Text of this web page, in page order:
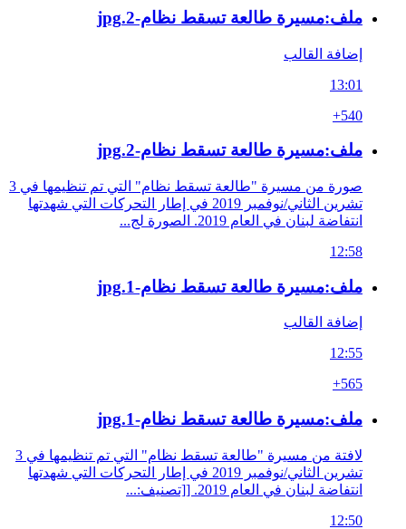
ملف:مسيرة طالعة تسقط نظام-2.jpg
إضافة القالب
13:01
+540
ملف:مسيرة طالعة تسقط نظام-2.jpg
صورة من مسيرة "طالعة تسقط نظام" التي تم تنظيمها في 3
تشرين الثاني/نوفمبر 2019 في إطار التحركات التي شهدتها
انتفاضة لبنان في العام 2019. الصورة لج...
12:58
ملف:مسيرة طالعة تسقط نظام-1.jpg
إضافة القالب
12:55
+565
ملف:مسيرة طالعة تسقط نظام-1.jpg
لافتة من مسيرة "طالعة تسقط نظام" التي تم تنظيمها في 3
تشرين الثاني/نوفمبر 2019 في إطار التحركات التي شهدتها
انتفاضة لبنان في العام 2019. [[تصنيف:...
12:50